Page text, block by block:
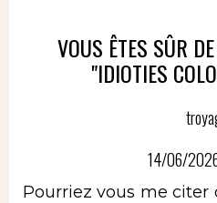
VOUS ÊTES SÛR
"IDIOTIES
14/06/
Pourriez vous me citer